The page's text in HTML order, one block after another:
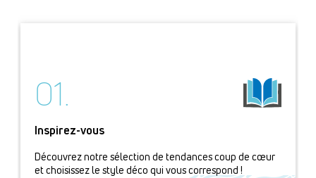
01.
Inspirez-vous
Découvrez notre sélection de tendances coup de cœur
et choisissez le style déco qui vous correspond !